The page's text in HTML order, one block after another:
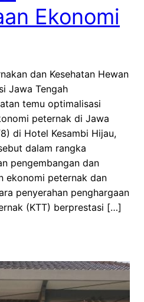
Ekonomi
dan Kesehatan Hewan
Jawa Tengah
temu optimalisasi
peternak di Jawa
di Hotel Kesambi Hijau,
dalam rangka
pengembangan dan
ekonomi peternak dan
penyerahan penghargaan
(KTT) berprestasi […]